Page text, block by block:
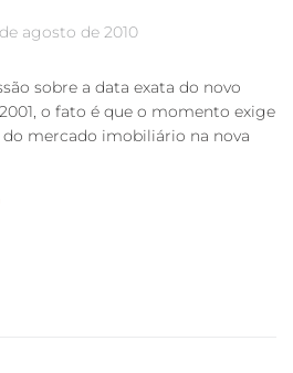
agosto de 2010
sobre a data exata do novo
o fato é que o momento exige
mercado imobiliário na nova